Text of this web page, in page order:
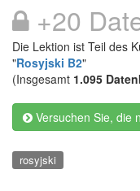
+20
Die Lektion ist Teil des
"Rosyjski B2"
(Insgesamt 1.095
Versuchen Sie, die
rosyjski